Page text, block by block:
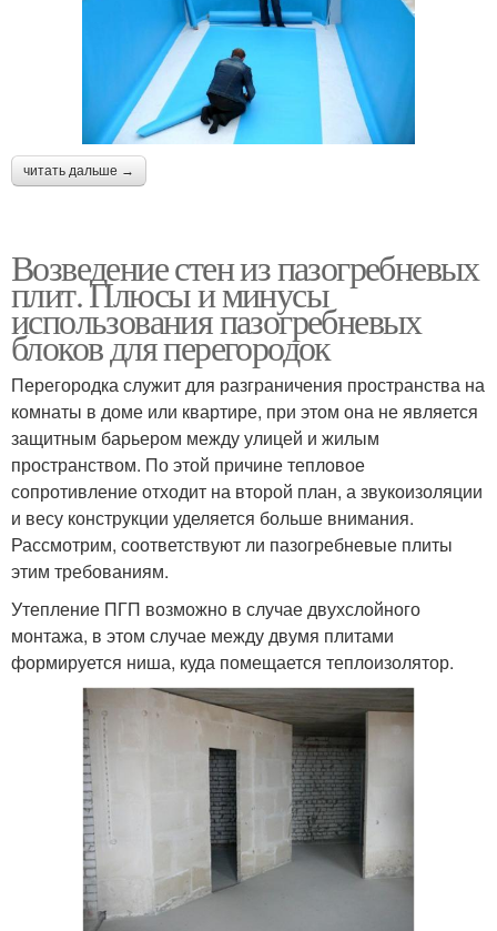
читать дальше →
Возведение стен из пазогребневых
плит. Плюсы и минусы
использования пазогребневых
блоков для перегородок
Перегородка служит для разграничения пространства на
комнаты в доме или квартире, при этом она не является
защитным барьером между улицей и жилым
пространством. По этой причине тепловое
сопротивление отходит на второй план, а звукоизоляции
и весу конструкции уделяется больше внимания.
Рассмотрим, соответствуют ли пазогребневые плиты
этим требованиям.
Утепление ПГП возможно в случае двухслойного
монтажа, в этом случае между двумя плитами
формируется ниша, куда помещается теплоизолятор.